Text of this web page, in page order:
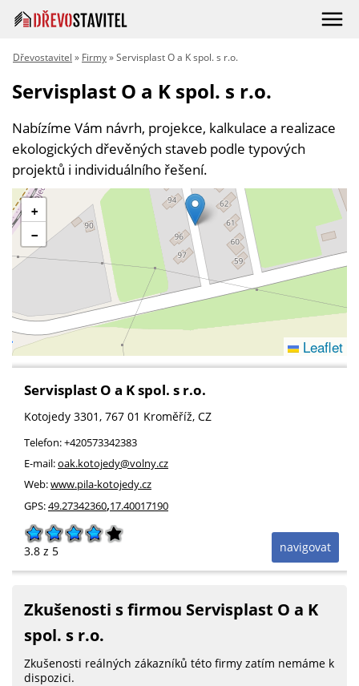
Dřevostavitel » Firmy» Servisplast O a K spol. s r.o.
Servisplast O a K spol. s r.o.
Nabízíme Vám návrh, projekce, kalkulace a realizace
ekologických dřevěných staveb podle typových
projektů i individuálního řešení.
+
−
Leaflet
Servisplast O a K spol. s r.o.
Kotojedy 3301, 767 01 Kroměříž, CZ
Telefon:+420573342383
E-mail:oak.kotojedy@volny.cz
Web:www.pila-kotojedy.cz
GPS:49.27342360,17.40017190
navigovat
3.8 z 5
Zkušenosti s firmou Servisplast O a K
spol. s r.o.
Zkušenosti reálných zákazníků této firmy zatím nemáme k
dispozici.